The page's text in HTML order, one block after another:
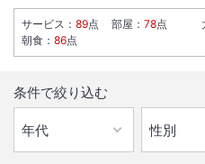
サービス ： 89点 部屋 ： 78点
朝食 ： 86点
条件で絞り込む